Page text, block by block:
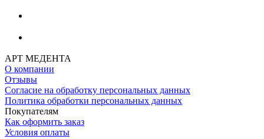
АРТ МЕДЕНТА
О компании
Отзывы
Согласие на обработку персональных данных
Политика обработки персональных данных
Покупателям
Как оформить заказ
Условия оплаты